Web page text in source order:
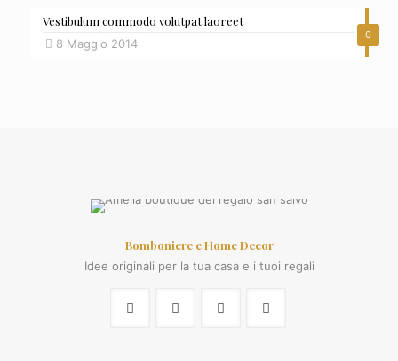
0
Vestibulum commodo volutpat laoreet
8 Maggio 2014
Bomboniere e Home Decor
Idee originali per la tua casa e i tuoi regali